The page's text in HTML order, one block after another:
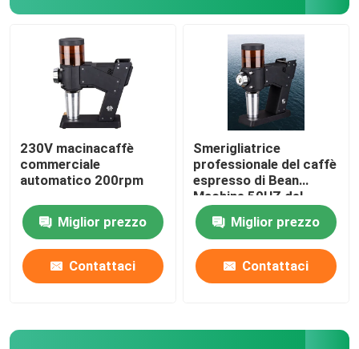
230V macinacaffè
commerciale
automatico 200rpm
Miglior prezzo
Contattaci
Smerigliatrice
professionale del caffè
espresso di Bean
Machine 50HZ del
caffè espresso
dell'OEMMiglior prezzo
Contattaci